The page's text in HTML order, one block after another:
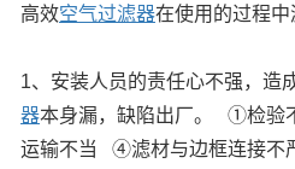
高效空气过滤器在使用的过程中
1、安装人员的责任心不强，造
器本身漏，缺陷出厂。 ①检验
运输不当
④滤材与边框连接不